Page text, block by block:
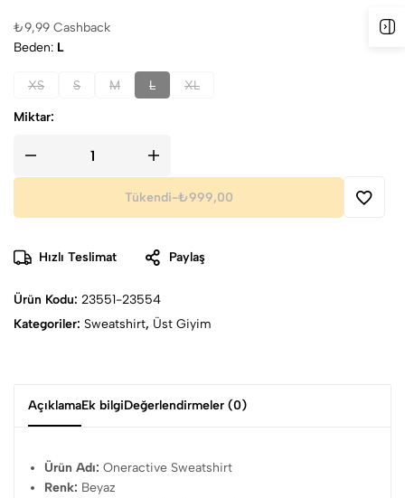
₺9,99 Cashback
Beden L
XS S M L XL
Miktar:
Tükendi-₺999,00
Hızlı Teslimat Paylaş
Ürün Kodu: 23551-23554
Kategoriler: Sweatshirt, Üst Giyim
AçıklamaEk bilgiDeğerlendirmeler (0)
Ürün Adı: Oneractive Sweatshirt
Renk: Beyaz